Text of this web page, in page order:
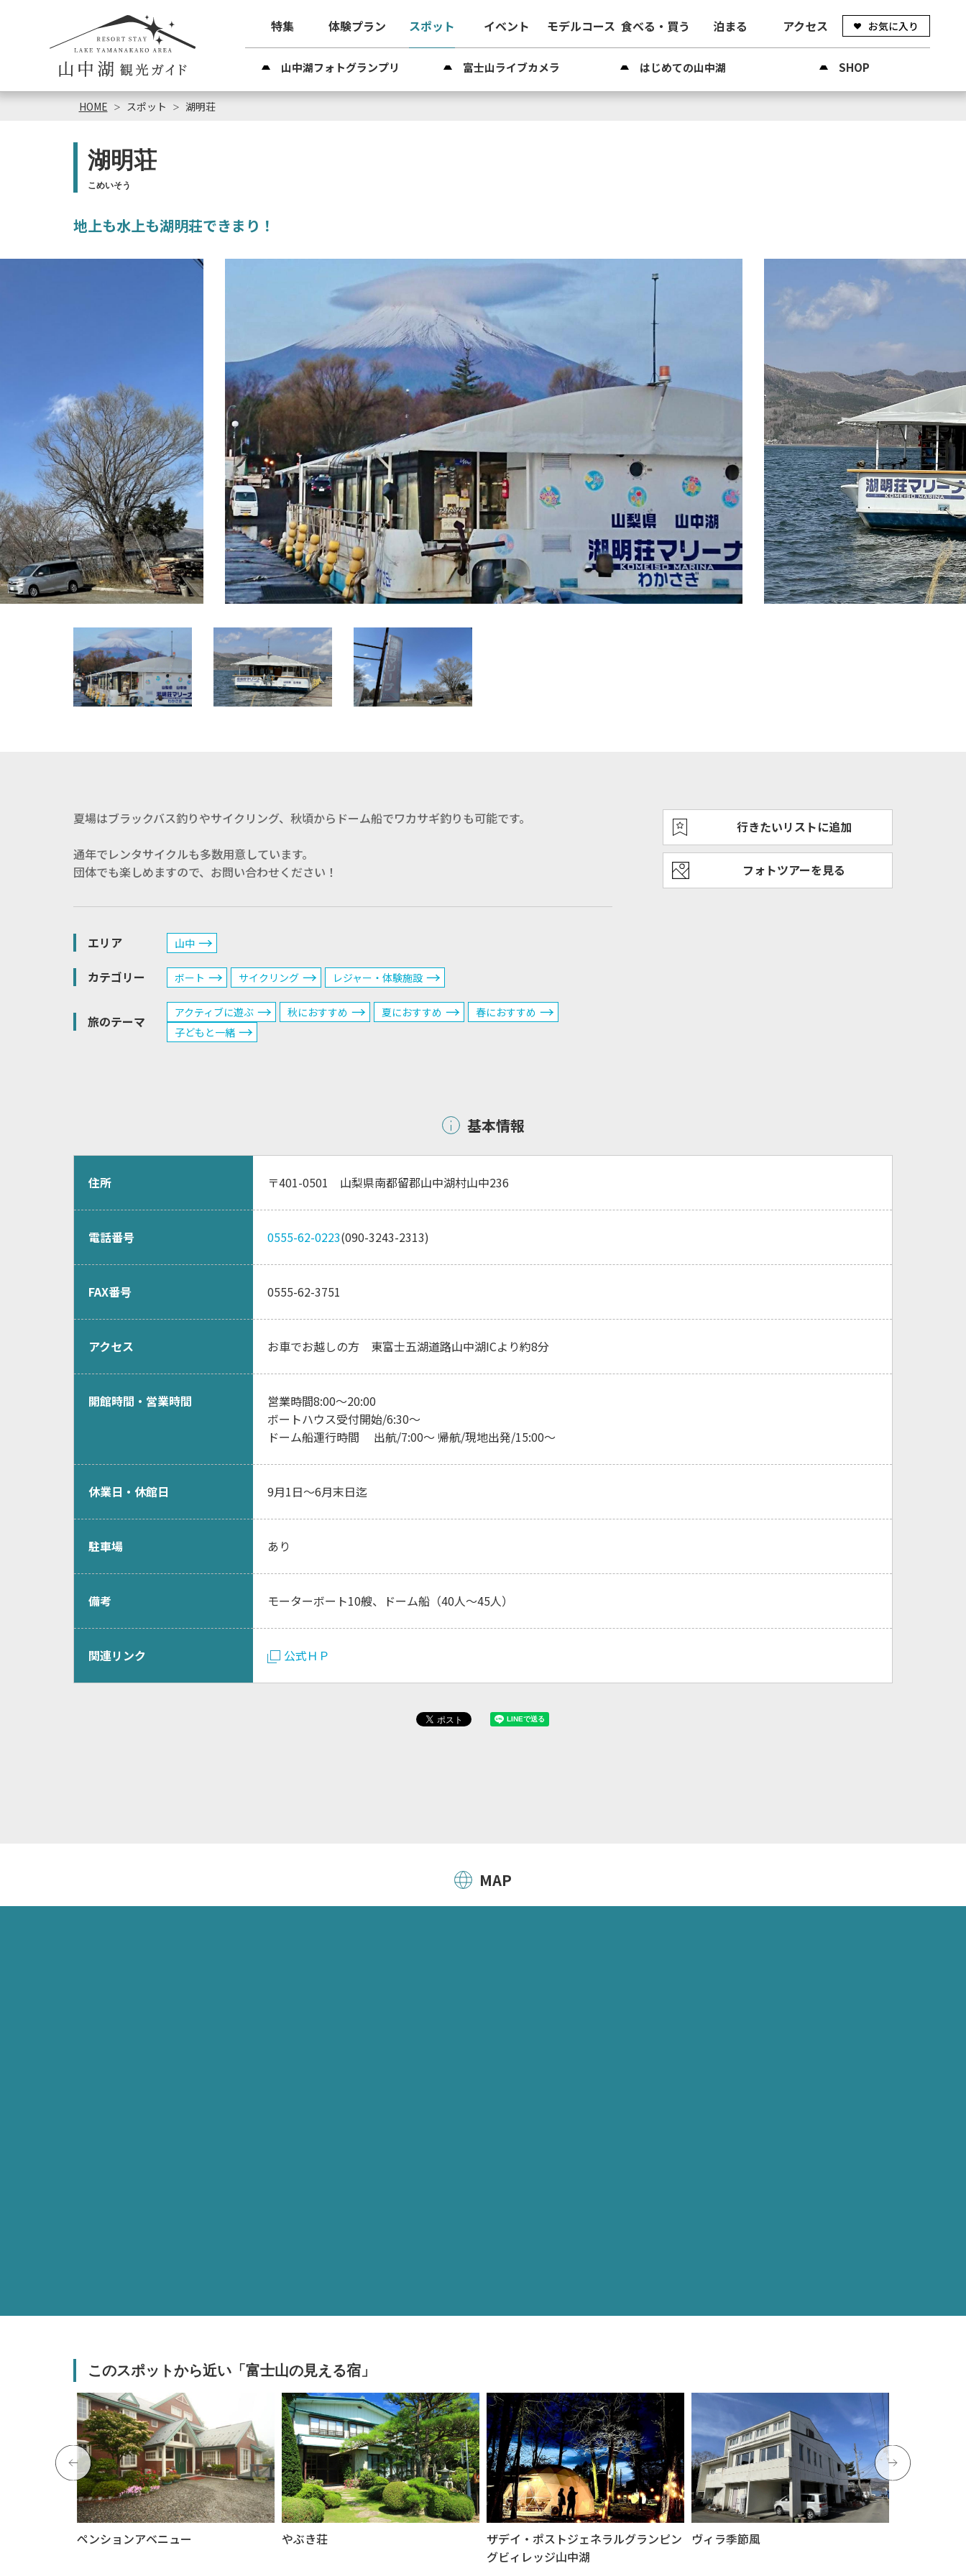
特集 体験プラン スポット イベント モデルコース 食べる・買う 泊まる アクセス お気に入り
山中湖フォトグランプリ 富士山ライブカメラ はじめての山中湖 SHOP
HOME スポット 湖明荘
湖明荘
こめいそう
地上も水上も湖明荘できまり！
夏場はブラックバス釣りやサイクリング、秋頃からドーム船でワカサギ釣りも可能です。
通年でレンタサイクルも多数用意しています。
団体でも楽しめますので、お問い合わせください！
エリア 山中
カテゴリー ボート サイクリング レジャー・体験施設
旅のテーマ
アクティブに遊ぶ 秋におすすめ 夏におすすめ
春におすすめ
子どもと一緒
行きたいリストに追加
フォトツアーを見る
基本情報
住所 〒401-0501 山梨県南都留郡山中湖村山中236
電話番号 0555-62-0223(090-3243-2313)
FAX番号 0555-62-3751
アクセス お車でお越しの方 東富士五湖道路山中湖ICより約8分
開館時間・営業時間
営業時間8:00～20:00
ボートハウス受付開始/6:30～
ドーム船運行時間 出航/7:00～ 帰航/現地出発/15:00～
休業日・休館日 9月1日～6月末日迄
駐車場 あり
備考 モーターボート10艘、ドーム船（40人～45人）
関連リンク 公式ＨＰ
MAP
このスポットから近い「富士山の見える宿」
ペンションアベニュー やぶき荘
ザデイ・ポストジェネラルグランピン
グビィレッジ山中湖
ヴィラ季節風